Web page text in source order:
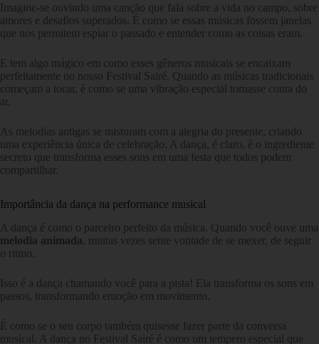
Imagine-se ouvindo uma canção que fala sobre a vida no campo, sobre
amores e desafios superados. É como se essas músicas fossem janelas
que nos permitem espiar o passado e entender como as coisas eram.
E tem algo mágico em como esses gêneros musicais se encaixam
perfeitamente no nosso Festival Sairé. Quando as músicas tradicionais
começam a tocar, é como se uma vibração especial tomasse conta do
ar.
As melodias antigas se misturam com a alegria do presente, criando
uma experiência única de celebração. A dança, é claro, é o ingrediente
secreto que transforma esses sons em uma festa que todos podem
compartilhar.
Importância da dança na performance musical
A dança é como o parceiro perfeito da música. Quando você ouve uma
melodia animada , muitas vezes sente vontade de se mexer, de seguir
o ritmo.
Isso é a dança chamando você para a pista! Ela transforma os sons em
passos, transformando emoção em movimento.
É como se o seu corpo também quisesse fazer parte da conversa
musical. A dança no Festival Sairé é como um tempero especial que